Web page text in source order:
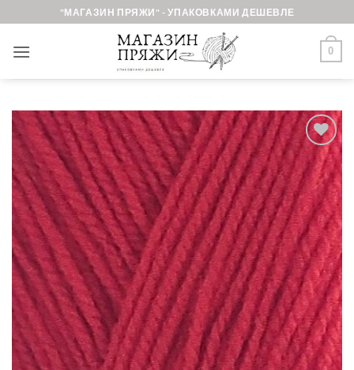
to
content
"МАГАЗИН ПРЯЖИ" - УПАКОВКАМИ ДЕШЕВЛЕ
0
Добавить в
избранное.